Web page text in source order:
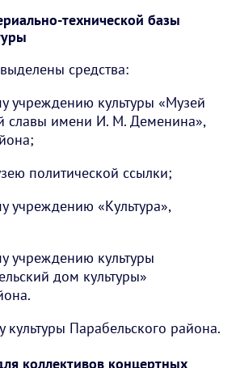
технической базы
средства:
учреждению культуры «Музей
славы имени И. М. Деменина»,
политической ссылки;
учреждению «Культура»,
учреждению культуры
дом культуры»
Парабельского района.
коллективов концертных